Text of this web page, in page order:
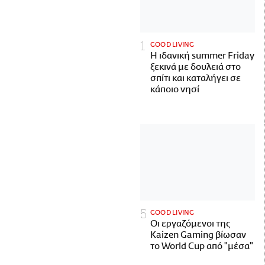
GOOD LIVING
Η ιδανική summer Friday
ξεκινά με δουλειά στο
σπίτι και καταλήγει σε
κάποιο νησί
GOOD LIVING
Οι εργαζόμενοι της
Kaizen Gaming βίωσαν
το World Cup από "μέσα"